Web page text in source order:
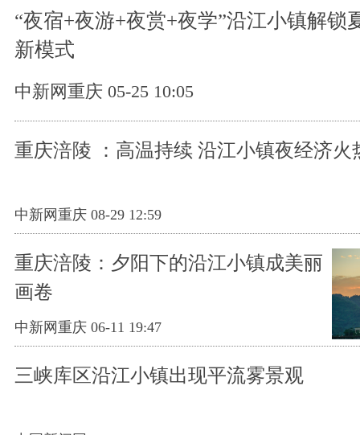
“夜宿+夜游+夜赏+夜学”沿江小镇解锁
新模式
中新网重庆 05-25 10:05
重庆涪陵 ：高温持续 沿江小镇夜经济火
中新网重庆 08-29 12:59
重庆涪陵：夕阳下的沿江小镇成美丽
画卷
中新网重庆 06-11 19:47
三峡库区沿江小镇出现平流雾景观